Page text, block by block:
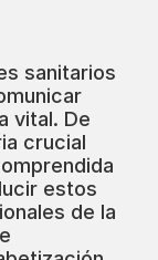
sanitarios
vital. De
crucial
estos
de la